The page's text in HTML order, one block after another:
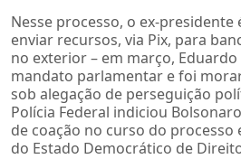
Nesse processo, o ex-
enviar recursos, via Pix, para
no exterior– em março,
mandato parlamentar e foi
sob alegação de perseguição
Polícia Federal indiciou
de coação no curso do processo
do Estado Democrático de